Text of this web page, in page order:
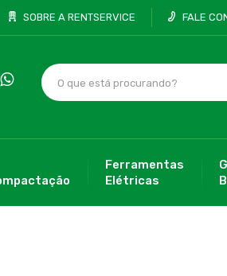
SOBRE A RENTSERVICE FALE
Ferramentas
Elétricas